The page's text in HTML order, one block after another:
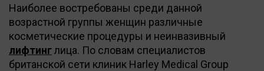
Наиболее востребованы среди данной
возрастной группы женщин различные
косметические процедуры и неинвазивный
лифтинглица. По словам специалистов
британской сети клиник Harley Medical Group